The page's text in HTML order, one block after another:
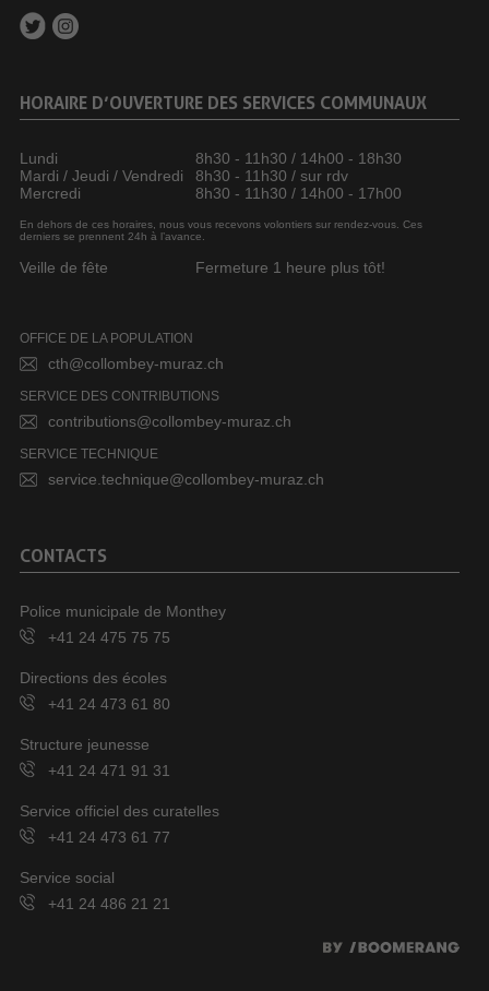
HORAIRE D’OUVERTURE DES SERVICES COMMUNAUX
Lundi
8h30 - 11h30 / 14h00 - 18h30
Mardi / Jeudi / Vendredi
8h30 - 11h30 / sur rdv
Mercredi
8h30 - 11h30 / 14h00 - 17h00
En dehors de ces horaires, nous vous recevons volontiers sur rendez-vous. Ces
derniers se prennent 24h à l’avance.
Veille de fête Fermeture 1 heure plus tôt!
OFFICE DE LA POPULATION
cth@collombey-muraz.ch
SERVICE DES CONTRIBUTIONS
contributions@collombey-muraz.ch
SERVICE TECHNIQUE
service.technique@collombey-muraz.ch
CONTACTS
Police municipale de Monthey
+41 24 475 75 75
Directions des écoles
+41 24 473 61 80
Structure jeunesse
+41 24 471 91 31
Service officiel des curatelles
+41 24 473 61 77
Service social
+41 24 486 21 21